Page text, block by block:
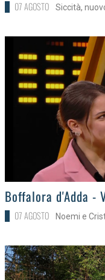
07 AGOSTO Siccità,
>
Boffalora d'Adda -
07 AGOSTO Noemi e